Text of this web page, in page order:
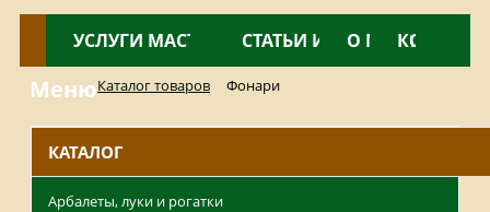
КАТАЛОГ
УСЛУГИ МАСТЕРСКОЙНОВОСТИ
СТАТЬИ И ОБЗОРЫ
О МАГАЗИНЕ
МенюКаталог товаров Фонари
КАТАЛОГ
Арбалеты, луки и рогатки